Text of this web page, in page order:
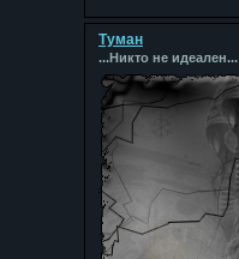
Туман
...Никто не идеален...